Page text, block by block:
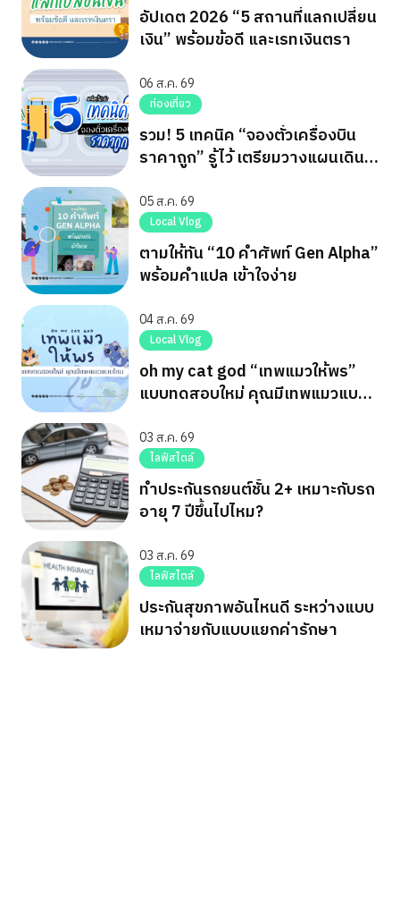
อัปเดต 2026 “5 สถานที่แลกเปลี่ยน
เงิน” พร้อมข้อดี และเรทเงินตรา
06 ส.ค. 69
ท่องเที่ยว
รวม! 5 เทคนิค “จองตั๋วเครื่องบิน
ราคาถูก” รู้ไว้ เตรียมวางแผนเดิน
05 ส.ค. 69
Local Vlog
ตามให้ทัน “10 คำศัพท์ Gen Alpha”
พร้อมคำแปล เข้าใจง่าย
04 ส.ค. 69
Local Vlog
oh my cat god “เทพแมวให้พร”
แบบทดสอบใหม่ คุณมีเทพแมวแบบ
03 ส.ค. 69
ไลฟ์สไตล์
ทำประกันรถยนต์ชั้น 2+ เหมาะกับรถ
อายุ 7 ปีขึ้นไปไหม?
03 ส.ค. 69
ไลฟ์สไตล์
ประกันสุขภาพอันไหนดี ระหว่างแบบ
เหมาจ่ายกับแบบแยกค่ารักษา